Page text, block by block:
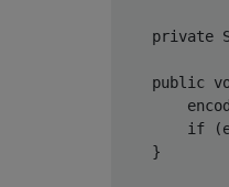
private
public
if
(
}